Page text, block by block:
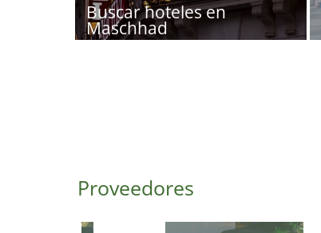
Buscar hoteles en
Maschhad
Proveedores